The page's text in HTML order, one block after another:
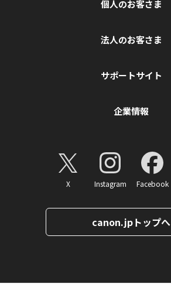
個人のお客さま
法人のお客さま
サポートサイト
企業情報
X Instagram Facebook
canon.jpトップへ